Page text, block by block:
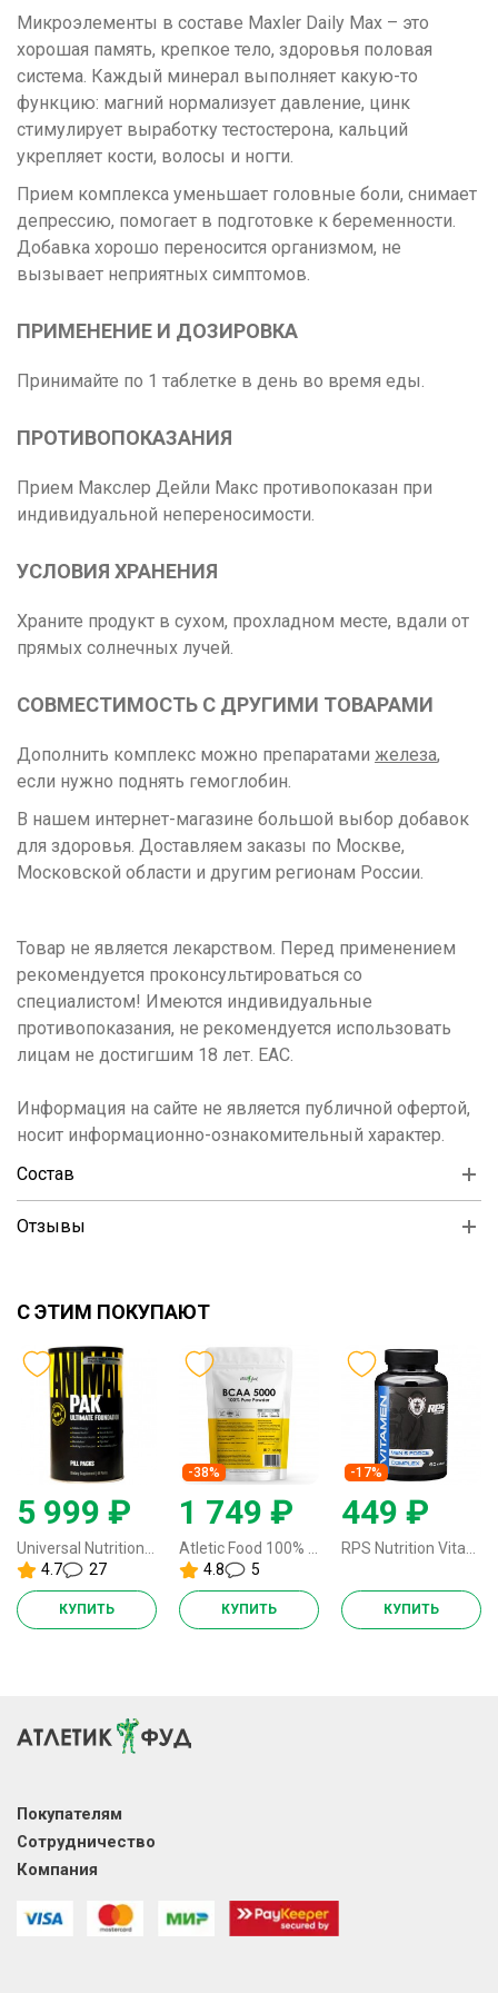
Микроэлементы в составе Maxler Daily Max – это
хорошая память, крепкое тело, здоровья половая
система. Каждый минерал выполняет какую-то
функцию: магний нормализует давление, цинк
стимулирует выработку тестостерона, кальций
укрепляет кости, волосы и ногти.
Прием комплекса уменьшает головные боли, снимает
депрессию, помогает в подготовке к беременности.
Добавка хорошо переносится организмом, не
вызывает неприятных симптомов.
ПРИМЕНЕНИЕ И ДОЗИРОВКА
Принимайте по 1 таблетке в день во время еды.
ПРОТИВОПОКАЗАНИЯ
Прием Макслер Дейли Макс противопоказан при
индивидуальной непереносимости.
УСЛОВИЯ ХРАНЕНИЯ
Храните продукт в сухом, прохладном месте, вдали от
прямых солнечных лучей.
СОВМЕСТИМОСТЬ С ДРУГИМИ ТОВАРАМИ
Дополнить комплекс можно препаратами железа,
если нужно поднять гемоглобин.
В нашем интернет-магазине большой выбор добавок
для здоровья. Доставляем заказы по Москве,
Московской области и другим регионам России.
Товар не является лекарством. Перед применением
рекомендуется проконсультироваться со
специалистом! Имеются индивидуальные
противопоказания, не рекомендуется использовать
лицам не достигшим 18 лет. ЕАС.
Информация на сайте не является публичной офертой,
носит информационно-ознакомительный характер.
Состав
Отзывы
С ЭТИМ ПОКУПАЮТ
5 999 ₽
4.7
27
КУПИТЬ
-38%
1 749 ₽
4.8
5
КУПИТЬ
-17%
449 ₽
КУПИТЬ
Покупателям
Сотрудничество
Компания